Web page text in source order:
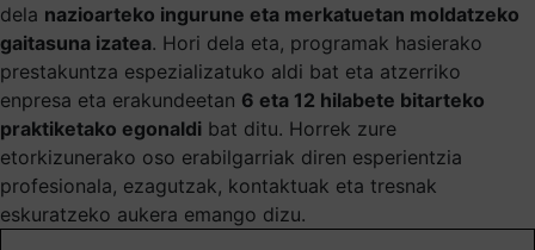
dela nazioarteko ingurune eta merkatuetan moldatzeko
gaitasuna izatea. Hori dela eta, programak hasierako
prestakuntza espezializatuko aldi bat eta atzerriko
enpresa eta erakundeetan 6 eta 12 hilabete bitarteko
praktiketako egonaldi bat ditu. Horrek zure
etorkizunerako oso erabilgarriak diren esperientzia
profesionala, ezagutzak, kontaktuak eta tresnak
eskuratzeko aukera emango dizu.